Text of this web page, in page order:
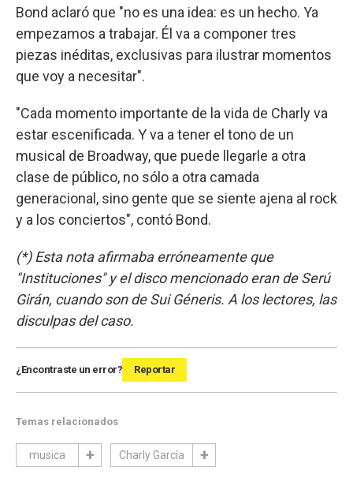
Bond aclaró que "no es una idea: es un hecho. Ya
empezamos a trabajar. Él va a componer tres
piezas inéditas, exclusivas para ilustrar momentos
que voy a necesitar".
"Cada momento importante de la vida de Charly va
estar escenificada. Y va a tener el tono de un
musical de Broadway, que puede llegarle a otra
clase de público, no sólo a otra camada
generacional, sino gente que se siente ajena al rock
y a los conciertos", contó Bond.
(*) Esta nota afirmaba erróneamente que
"Instituciones" y el disco mencionado eran de Serú
Girán, cuando son de Sui Géneris. A los lectores, las
disculpas del caso.
¿Encontraste un error? Reportar
Temas relacionados
musica Charly García